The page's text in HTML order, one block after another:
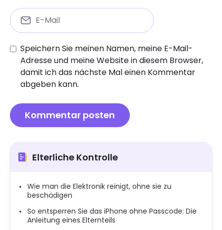
Speichern Sie meinen Namen, meine E-Mail-
Adresse und meine Website in diesem Browser,
damit ich das nächste Mal einen Kommentar
abgeben kann.
Elterliche Kontrolle
Wie man die Elektronik reinigt, ohne sie zu
beschädigen
So entsperren Sie das iPhone ohne Passcode: Die
Anleitung eines Elternteils